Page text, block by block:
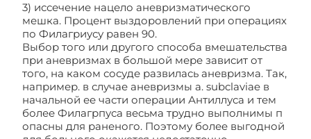
3) иссечение нацело аневризматического
мешка. Процент выздоровлений при операциях
по Филагриусу равен 90.
Выбор того или другого способа вмешательства
при аневризмах в большой мере зависит от
того, на каком сосуде развилась аневризма. Так,
например. в случае аневризмы а. subclaviae в
начальной ее части операции Антиллуса и тем
более Филагрпуса весьма трудно выполнимы п
опасны для раненого. Поэтому более выгодной